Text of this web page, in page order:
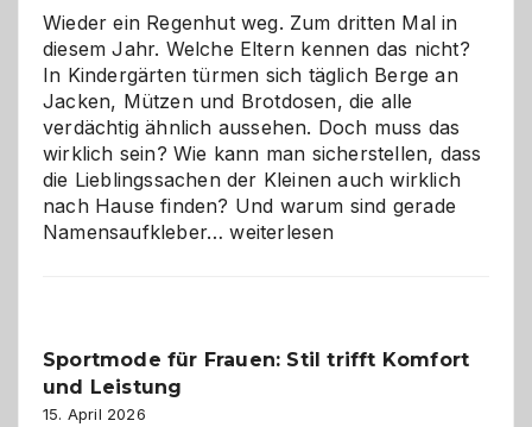
die
richtige
Wahl?
Wieder ein Regenhut weg. Zum dritten Mal in
diesem Jahr. Welche Eltern kennen das nicht?
In Kindergärten türmen sich täglich Berge an
Jacken, Mützen und Brotdosen, die alle
verdächtig ähnlich aussehen. Doch muss das
wirklich sein? Wie kann man sicherstellen, dass
die Lieblingssachen der Kleinen auch wirklich
nach Hause finden? Und warum sind gerade
Namensaufkleber…Namensaufkleber
gegen
weiterlesen
Sportmode für Frauen: Stil trifft Komfort
und Leistung
15. April 2026